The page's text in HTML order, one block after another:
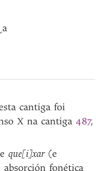
‿a
cantiga foi
X na cantiga487,
eque[i]xar(e
absorción fonética